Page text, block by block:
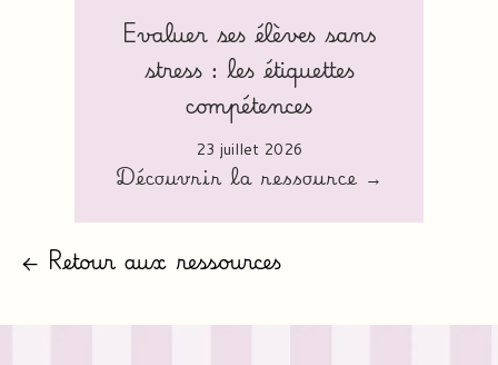
Evaluer ses élèves sans
stress : les étiquettes
compétences
23 juillet 2026
Découvrir la ressource →
← Retour aux ressources